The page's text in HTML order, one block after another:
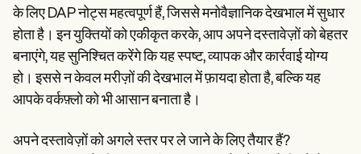
के लिए DAP नोट्स महत्वपूर्ण हैं, जिससे मनोवैज्ञानिक देखभाल में सुधार
होता है। इन युक्तियों को एकीकृत करके, आप अपने दस्तावेज़ों को बेहतर
बनाएंगे, यह सुनिश्चित करेंगे कि यह स्पष्ट, व्यापक और कार्रवाई योग्य
हो। इससे न केवल मरीज़ों की देखभाल में फ़ायदा होता है, बल्कि यह
आपके वर्कफ़्लो को भी आसान बनाता है।
अपने दस्तावेज़ों को अगले स्तर पर ले जाने के लिए तैयार हैं?